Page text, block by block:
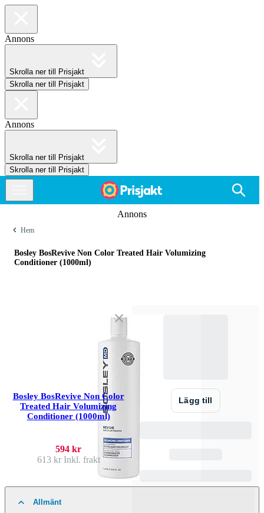
Annons
Skrolla ner till Prisjakt
Skrolla ner till Prisjakt
Annons
Skrolla ner till Prisjakt
Skrolla ner till Prisjakt
Annons
Hem
Bosley BosRevive Non Color Treated Hair Volumizing
Conditioner (1000ml)
Bosley BosRevive Non Color
Treated Hair Volumizing
Conditioner (1000ml)
594 kr
613 krInkl. frakt
Lägg till
Allmänt